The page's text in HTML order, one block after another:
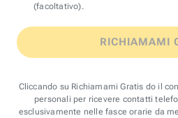
(facoltativo).
RICHIAMAMI
Cliccando su Richiamami Gratis do il
personali per ricevere contatti
esclusivamente nelle fasce orarie da